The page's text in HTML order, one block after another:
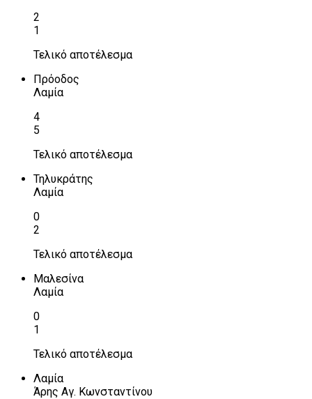
2
1
Τελικό αποτέλεσμα
Πρόοδος
Λαμία
4
5
Τελικό αποτέλεσμα
Τηλυκράτης
Λαμία
0
2
Τελικό αποτέλεσμα
Μαλεσίνα
Λαμία
0
1
Τελικό αποτέλεσμα
Λαμία
Άρης Αγ. Κωνσταντίνου